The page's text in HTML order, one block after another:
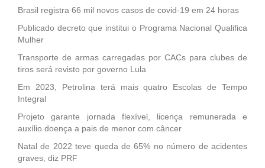
Brasil registra 66 mil novos casos de covid-19 em 24 horas
Publicado decreto que institui o Programa Nacional Qualifica
Mulher
Transporte de armas carregadas por CACs para clubes de
tiros será revisto por governo Lula
Em 2023, Petrolina terá mais quatro Escolas de Tempo
Integral
Projeto garante jornada flexível, licença remunerada e
auxílio doença a pais de menor com câncer
Natal de 2022 teve queda de 65% no número de acidentes
graves, diz PRF